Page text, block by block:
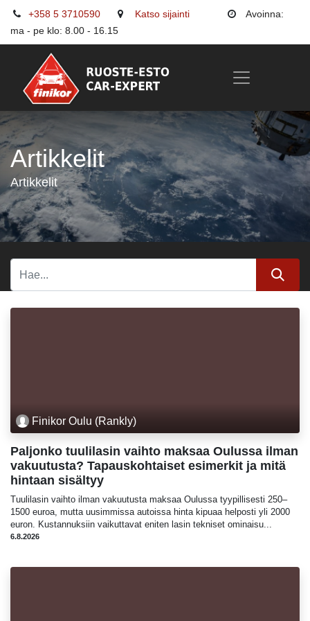
+358 5 3710590 Katso sijainti
Avoinna:
ma - pe klo: 8.00 - 16.15
Artikkelit
Artikkelit
Finikor Oulu (Rankly)
Paljonko tuulilasin vaihto maksaa Oulussa ilman
vakuutusta? Tapauskohtaiset esimerkit ja mitä
hintaan sisältyy
Tuulilasin vaihto ilman vakuutusta maksaa Oulussa tyypillisesti 250–
1500 euroa, mutta uusimmissa autoissa hinta kipuaa helposti yli 2000
euron. Kustannuksiin vaikuttavat eniten lasin tekniset ominaisu...
6.8.2026